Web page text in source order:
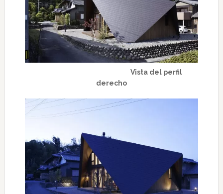
Vista del perfil
derecho